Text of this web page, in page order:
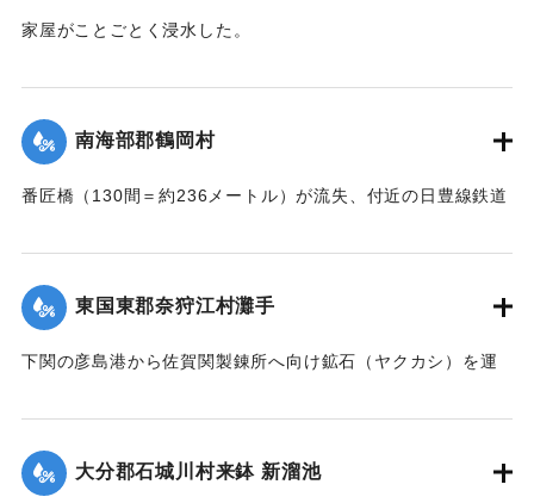
家屋がことごとく浸水した。
｜固有コード:
南海部郡鶴岡村
番匠橋（130間＝約236メートル）が流失、付近の日豊線鉄道
｜固有コード: 002680194
東国東郡奈狩江村灘手
下関の彦島港から佐賀関製錬所へ向け鉱石（ヤクカシ）を運
江村の漁業組合の2人が発見し、消防組と協力、現場へ決死者
7人選抜し現場へ急行させ、辛うじて救助した。
【出典：大分新聞 大正7年7月16日7面（15日夕刊）】
大分郡石城川村来鉢 新溜池